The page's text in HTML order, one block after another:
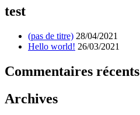
test
(pas de titre) 28/04/2021
Hello world! 26/03/2021
Commentaires récents
Archives